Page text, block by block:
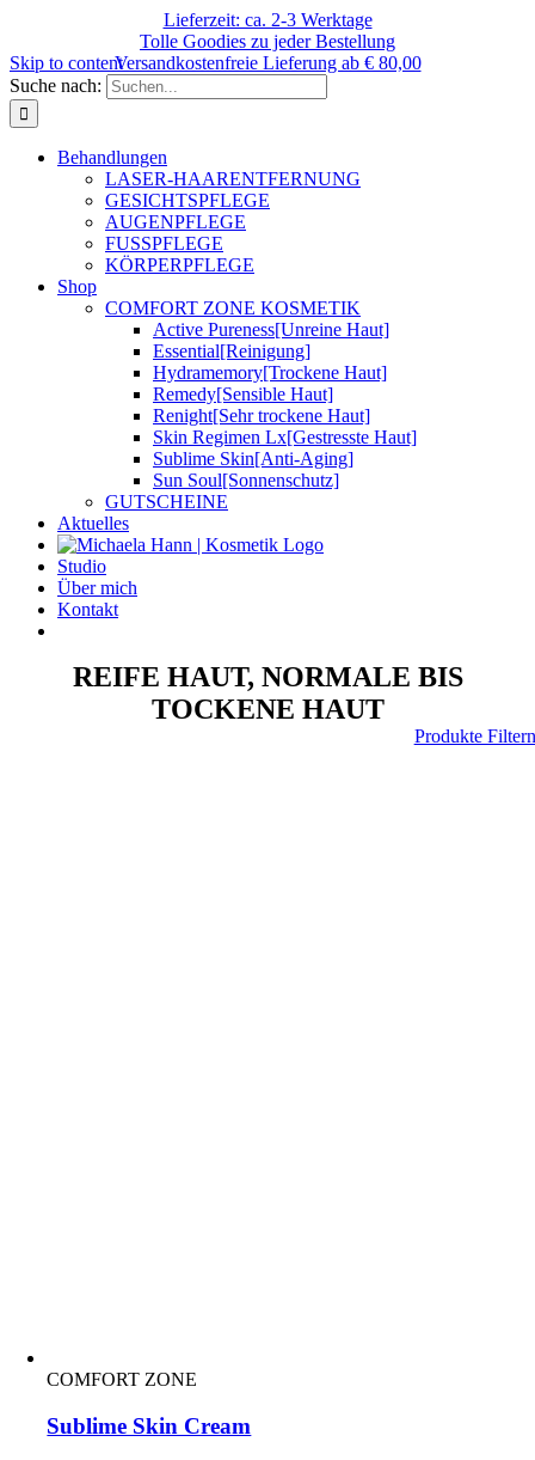
Lieferzeit: ca. 2-3 Werktage
Tolle Goodies zu jeder Bestellung
Versandkostenfreie Lieferung ab € 80,00
Skip to content
Suche nach:
Behandlungen
LASER-HAARENTFERNUNG
GESICHTSPFLEGE
AUGENPFLEGE
FUSSPFLEGE
KÖRPERPFLEGE
Shop
COMFORT ZONE KOSMETIK
Active Pureness[Unreine Haut]
Essential[Reinigung]
Hydramemory[Trockene Haut]
Remedy[Sensible Haut]
Renight[Sehr trockene Haut]
Skin Regimen Lx[Gestresste Haut]
Sublime Skin[Anti-Aging]
Sun Soul[Sonnenschutz]
GUTSCHEINE
Aktuelles
Studio
Über mich
Kontakt
REIFE HAUT, NORMALE BIS
TOCKENE HAUT
Produkte Filtern
COMFORT ZONE
Sublime Skin Cream